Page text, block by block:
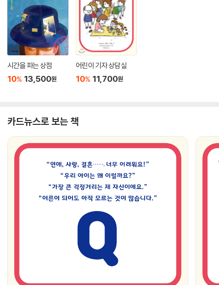
시간을 파는 상점
10% 13,500원
어린이 기자 상담실
10% 11,700원
카드뉴스로 보는 책